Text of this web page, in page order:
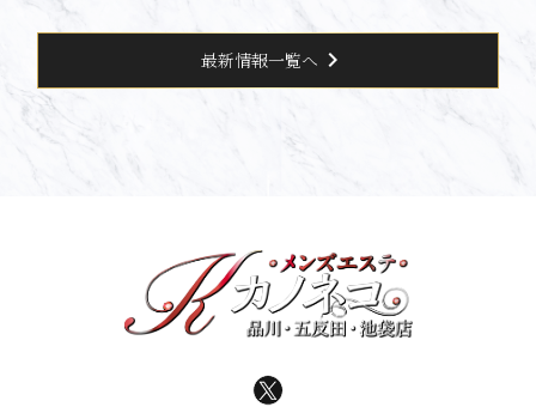
最新情報一覧へ chevron_right